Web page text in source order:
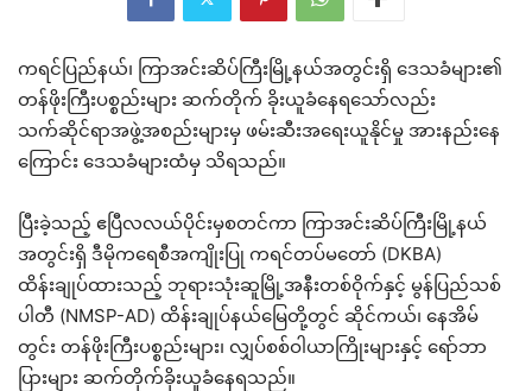
ကရင်ပြည်နယ်၊ ကြာအင်းဆိပ်ကြီးမြို့နယ်အတွင်းရှိ ဒေသခံများ၏
တန်ဖိုးကြီးပစ္စည်းများ ဆက်တိုက် ခိုးယူခံနေရသော်လည်း
သက်ဆိုင်ရာအဖွဲ့အစည်းများမှ ဖမ်းဆီးအရေးယူနိုင်မှု အားနည်းနေ
ကြောင်း ဒေသခံများထံမှ သိရသည်။
ပြီးခဲ့သည့် ဧပြီလလယ်ပိုင်းမှစတင်ကာ ကြာအင်းဆိပ်ကြီးမြို့နယ်
အတွင်းရှိ ဒီမိုကရေစီအကျိုးပြု ကရင်တပ်မတော် (DKBA)
ထိန်းချုပ်ထားသည့် ဘုရားသုံးဆူမြို့အနီးတစ်ဝိုက်နှင့် မွန်ပြည်သစ်
ပါတီ (NMSP-AD) ထိန်းချုပ်နယ်မြေတို့တွင် ဆိုင်ကယ်၊ နေအိမ်
တွင်း တန်ဖိုးကြီးပစ္စည်းများ၊ လျှပ်စစ်ဝါယာကြိုးများနှင့် ရော်ဘာ
ပြားများ ဆက်တိုက်ခိုးယူခံနေရသည်။